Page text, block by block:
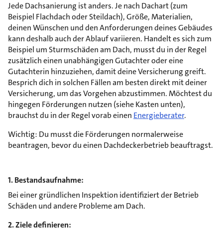
Jede Dachsanierung ist anders. Je nach Dachart (zum
Beispiel Flachdach oder Steildach), Größe, Materialien,
deinen Wünschen und den Anforderungen deines Gebäudes
kann deshalb auch der Ablauf variieren. Handelt es sich zum
Beispiel um Sturmschäden am Dach, musst du in der Regel
zusätzlich einen unabhängigen Gutachter oder eine
Gutachterin hinzuziehen, damit deine Versicherung greift.
Besprich dich in solchen Fällen am besten direkt mit deiner
Versicherung, um das Vorgehen abzustimmen. Möchtest du
hingegen Förderungen nutzen (siehe Kasten unten),
brauchst du in der Regel vorab einen Energieberater.
Wichtig: Du musst die Förderungen normalerweise
beantragen, bevor du einen Dachdeckerbetrieb beauftragst.
1. Bestandsaufnahme:
Bei einer gründlichen Inspektion identifiziert der Betrieb
Schäden und andere Probleme am Dach.
2. Ziele definieren: